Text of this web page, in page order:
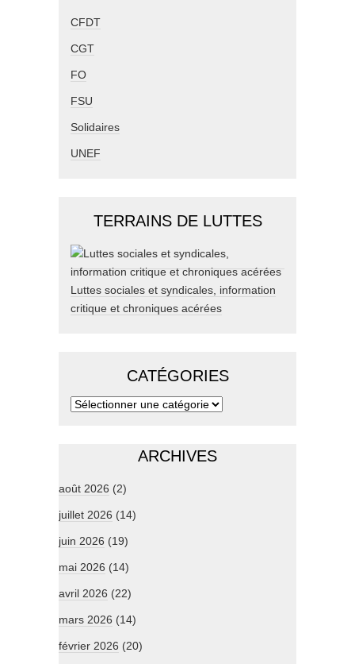
CFDT
CGT
FO
FSU
Solidaires
UNEF
TERRAINS DE LUTTES
Luttes sociales et syndicales, information
critique et chroniques acérées
CATÉGORIES
ARCHIVES
août 2026 (2)
juillet 2026 (14)
juin 2026 (19)
mai 2026 (14)
avril 2026 (22)
mars 2026 (14)
février 2026 (20)